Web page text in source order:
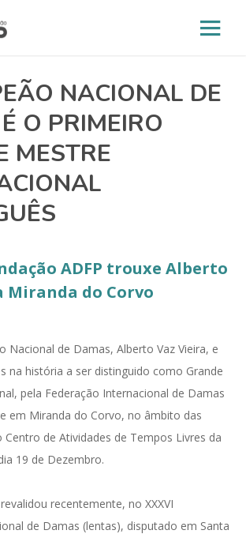
NACIONAL DE
O PRIMEIRO
MESTRE
ADFP trouxe Alberto
Miranda do Corvo
Nacional de Damas, Alberto Vaz Vieira, e
na história a ser distinguido como Grande
pela Federação Internacional de Damas
em Miranda do Corvo, no âmbito das
Centro de Atividades de Tempos Livres da
19 de Dezembro.
recentemente, no XXXVI
de Damas (lentas), disputado em Santa